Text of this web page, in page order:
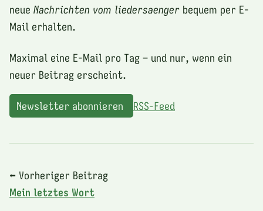
neue Nachrichten vom liedersaenger bequem per E-
Mail erhalten.
Maximal eine E-Mail pro Tag – und nur, wenn ein
neuer Beitrag erscheint.
Newsletter abonnieren RSS-Feed
⬅ Vorheriger Beitrag
Mein letztes Wort